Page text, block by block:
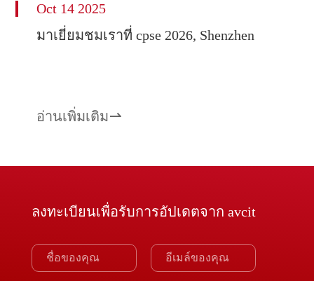
Oct 14 2025
มาเยี่ยมชมเราที่ cpse 2026, Shenzhen
อ่านเพิ่มเติม
ลงทะเบียนเพื่อรับการอัปเดตจาก avcit